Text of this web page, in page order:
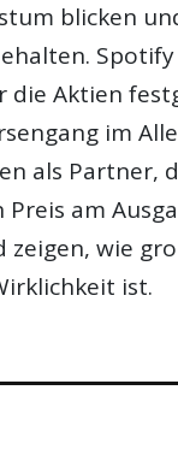
blicken
die Aktien
im
als Partner,
am
zeigen, wie
ist.